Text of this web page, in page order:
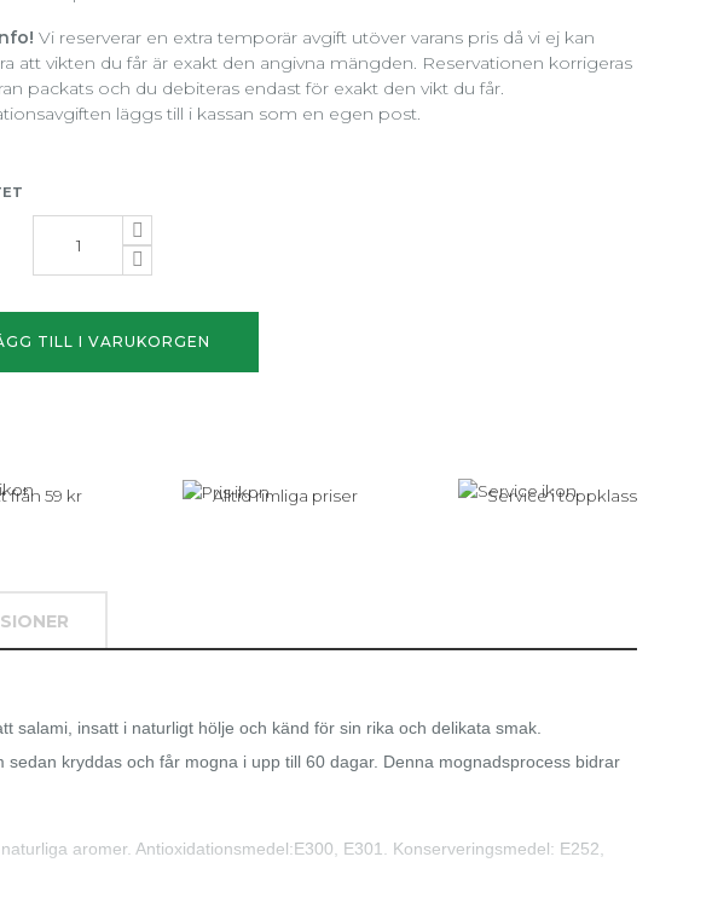
Vi reserverar en extra temporär avgift utöver varans pris då vi ej kan
att vikten du får är exakt den angivna mängden. Reservationen korrigeras
packats och du debiteras endast för exakt den vikt du får.
läggs till i kassan som en egen post.
TILL I VARUKORGEN
från 59 kr Alltid rimliga priser Service i toppklass
salami, insatt i naturligt hölje och känd för sin rika och delikata smak.
kryddas och får mogna i upp till 60 dagar. Denna mognadsprocess bidrar
aromer. Antioxidationsmedel:E300, E301. Konserveringsmedel: E252,